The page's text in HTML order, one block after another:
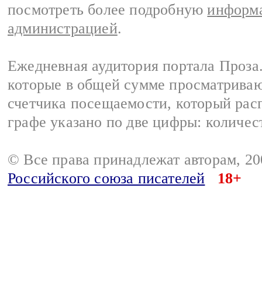
посмотреть более подробную
администрацией.
Ежедневная аудитория портала
которые в общей сумме
счетчика посещаемости, который
графе указано по две цифры:
© Все права принадлежат авторам,
Российского союза писателей
18+